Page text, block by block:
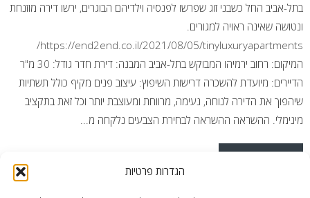
הגדרות פרטיות
בתל-אביב החל כשבני זוג שפרשו לפנסיה וילדיהם הבוגרים, ירשו דירה מוזנחת
ונטושה שאינה ראויה למגורים.
https://end2end.co.il/2021/08/05/tinyluxuryapartments/
המיקום: רחוב ירמיהו המבוקש בתל-אביב המבנה: דירת חדר גודל: 30 מ"ר
הדיירים: מיועדת להשכרה דרישות השיפוץ: עיצוב פנים מקיף כולל תשתיות
שיהפוך את הדירה לנוחה, נעימה, מרווחת ומעוצבת יותר וכל זאת בתקציב
מינימלי. ההשראה ההשראה לבחירת הצבעים נלקחה מ...
READ MORE